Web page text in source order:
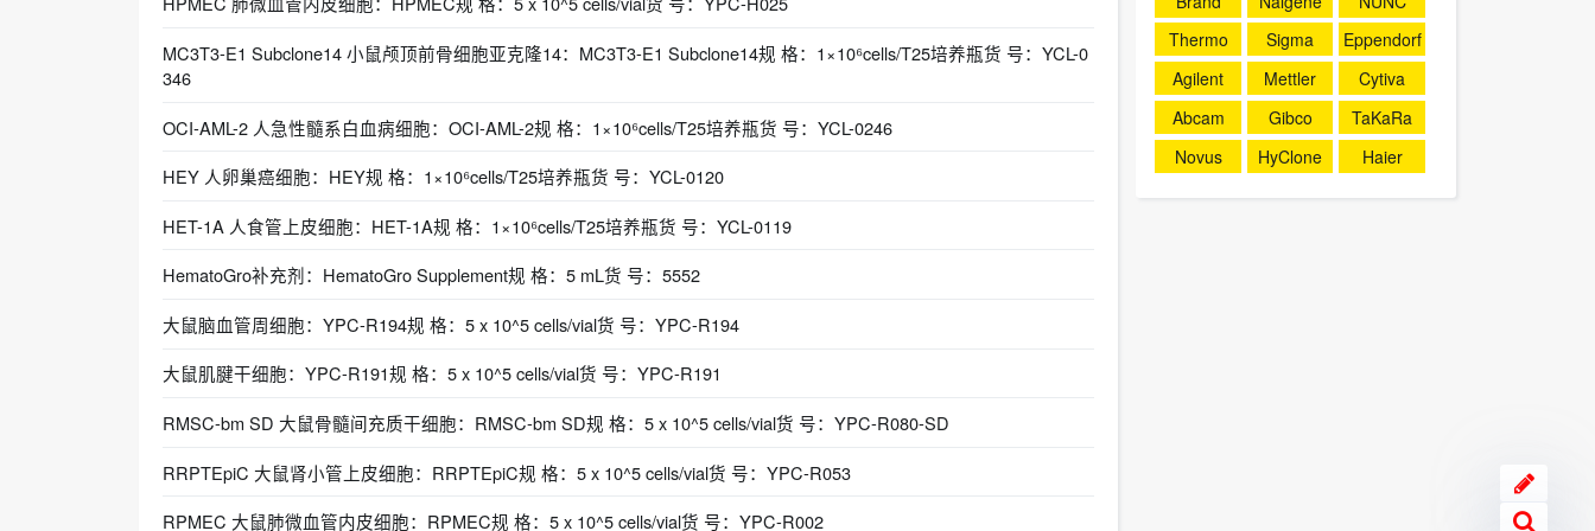
MC3T3-E1 Subclone14 小鼠颅顶前骨细胞亚克隆14：MC3T3-E1 Subclone14规 格：1×10⁶cells/T25培养瓶货 号：YCL-0
346
OCI-AML-2 人急性髓系白血病细胞：OCI-AML-2规 格：1×10⁶cells/T25培养瓶货 号：YCL-0246
HEY 人卵巢癌细胞：HEY规 格：1×10⁶cells/T25培养瓶货 号：YCL-0120
HET-1A 人食管上皮细胞：HET-1A规 格：1×10⁶cells/T25培养瓶货 号：YCL-0119
HematoGro补充剂：HematoGro Supplement规 格：5 mL货 号：5552
大鼠脑血管周细胞：YPC-R194规 格：5 x 10^5 cells/vial货 号：YPC-R194
大鼠肌腱干细胞：YPC-R191规 格：5 x 10^5 cells/vial货 号：YPC-R191
RMSC-bm SD 大鼠骨髓间充质干细胞：RMSC-bm SD规 格：5 x 10^5 cells/vial货 号：YPC-R080-SD
RRPTEpiC 大鼠肾小管上皮细胞：RRPTEpiC规 格：5 x 10^5 cells/vial货 号：YPC-R053
RPMEC 大鼠肺微血管内皮细胞：RPMEC规 格：5 x 10^5 cells/vial货 号：YPC-R002
Thermo
Sigma
Eppendorf
Agilent
Mettler
Cytiva
Abcam
Gibco
TaKaRa
Novus
HyClone Haier